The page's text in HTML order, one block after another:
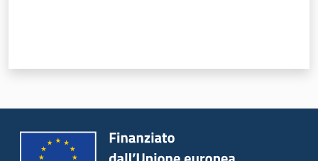
Piani Programmi